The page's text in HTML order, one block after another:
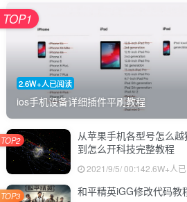
和平精英iGG修改代码教程
2.6W+人已阅读
ios手机设备详细插件平刷教程
TOP1
从苹果手机各型号怎么越
到怎么开科技完整教程
2021/9/5/ 00:142.6W+人已
TOP2
和平精英iGG修改代码教
TOP3